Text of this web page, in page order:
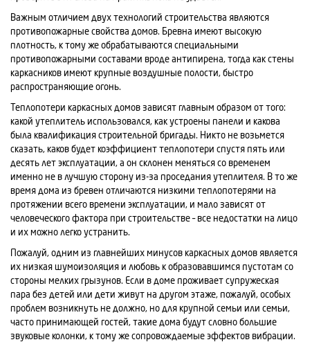
Важным отличием двух технологий строительства являются
противопожарные свойства домов. Бревна имеют высокую
плотность, к тому же обрабатываются специальными
противопожарными составами вроде антипирена, тогда как стены
каркасников имеют крупные воздушные полости, быстро
распространяющие огонь.
Теплопотери каркасных домов зависят главным образом от того:
какой утеплитель использовался, как устроены панели и какова
была квалификация строительной бригады. Никто не возьмется
сказать, каков будет коэффициент теплопотери спустя пять или
десять лет эксплуатации, а он склонен меняться со временем
именно не в лучшую сторону из-за проседания утеплителя. В то же
время дома из бревен отличаются низкими теплопотерями на
протяжении всего времени эксплуатации, и мало зависят от
человеческого фактора при строительстве – все недостатки на лицо
и их можно легко устранить.
Пожалуй, одним из главнейших минусов каркасных домов является
их низкая шумоизоляция и любовь к образовавшимся пустотам со
стороны мелких грызунов. Если в доме проживает супружеская
пара без детей или дети живут на другом этаже, пожалуй, особых
проблем возникнуть не должно, но для крупной семьи или семьи,
часто принимающей гостей, такие дома будут словно большие
звуковые колонки, к тому же сопровождаемые эффектов вибрации.